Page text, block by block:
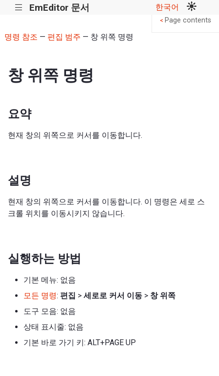
||| EmEditor 문서 한국어
명령 참조 — 편집 범주 — 창 위쪽 명령
창 위쪽 명령
요약
현재 창의 위쪽으로 커서를 이동합니다.
설명
현재 창의 위쪽으로 커서를 이동합니다. 이 명령은 세로 스
크롤 위치를 이동시키지 않습니다.
실행하는 방법
기본 메뉴: 없음
모든 명령: 편집 > 세로로 커서 이동 > 창 위쪽
도구 모음: 없음
상태 표시줄: 없음
기본 바로 가기 키: ALT+PAGE UP
< Page contents